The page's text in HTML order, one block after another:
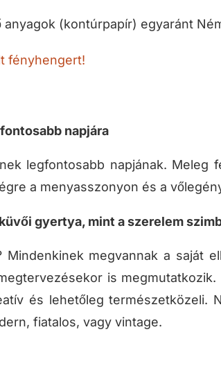
(kontúrpapír) egyaránt
fényhengert!
napjára
legfontosabb napjának. Meleg
a menyasszonyon és a
gyertya, mint a szerelem
megvannak a saját
is
és lehetőleg természetközeli.
fiatalos, vagy vintage.